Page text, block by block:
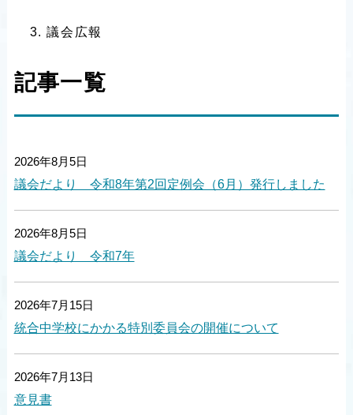
議会広報
記事一覧
2026年8月5日
議会だより 令和8年第2回定例会（6月）発行しました
2026年8月5日
議会だより 令和7年
2026年7月15日
統合中学校にかかる特別委員会の開催について
2026年7月13日
意見書